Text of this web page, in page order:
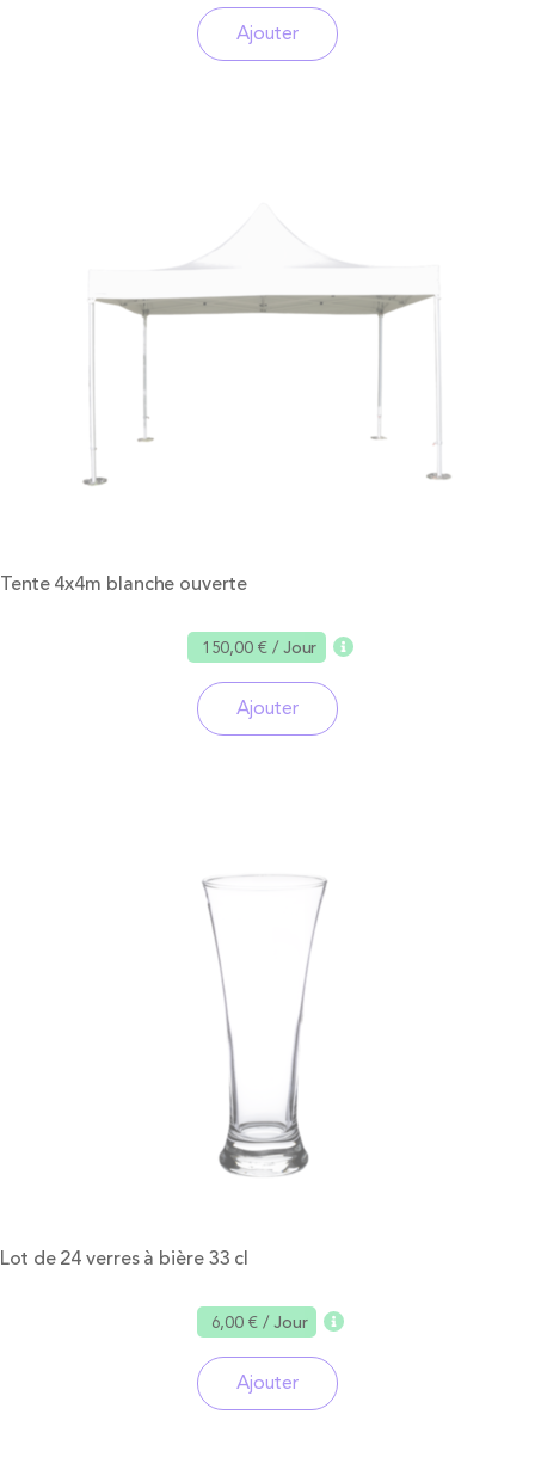
Ajouter
Tente 4x4m blanche ouverte
150,00 €/ Jour
Ajouter
Lot de 24 verres à bière 33 cl
6,00 €/ Jour
Ajouter